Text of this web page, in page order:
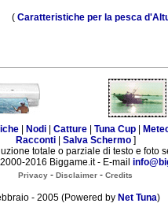
( Caratteristiche per la pesca
Nodi Catture Tuna Cup
Racconti| Salva Schermo]
totale o parziale di testo e foto
2016 Biggame.it - E-mail
Privacy - Disclaimer - Credits
- 2005 (Powered by Net Tuna)